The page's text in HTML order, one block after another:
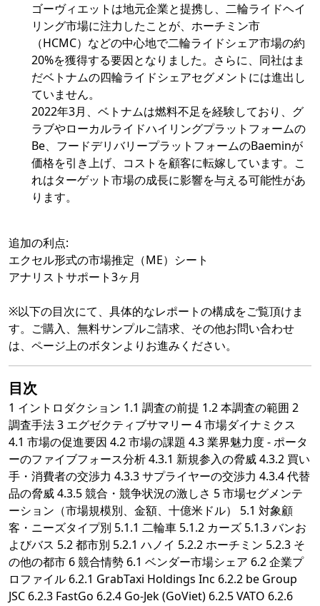
ゴーヴィエットは地元企業と提携し、二輪ライドヘイ
リング市場に注力したことが、ホーチミン市
（HCMC）などの中心地で二輪ライドシェア市場の約
20%を獲得する要因となりました。さらに、同社はま
だベトナムの四輪ライドシェアセグメントには進出し
ていません。
2022年3月、ベトナムは燃料不足を経験しており、グ
ラブやローカルライドハイリングプラットフォームの
Be、フードデリバリープラットフォームのBaeminが
価格を引き上げ、コストを顧客に転嫁しています。こ
れはターゲット市場の成長に影響を与える可能性があ
ります。
追加の利点:
エクセル形式の市場推定（ME）シート
アナリストサポート3ヶ月
※以下の目次にて、具体的なレポートの構成をご覧頂けま
す。ご購入、無料サンプルご請求、その他お問い合わせ
は、ページ上のボタンよりお進みください。
目次
1 イントロダクション 1.1 調査の前提 1.2 本調査の範囲 2
調査手法 3 エグゼクティブサマリー 4 市場ダイナミクス
4.1 市場の促進要因 4.2 市場の課題 4.3 業界魅力度 - ポータ
ーのファイブフォース分析 4.3.1 新規参入の脅威 4.3.2 買い
手・消費者の交渉力 4.3.3 サプライヤーの交渉力 4.3.4 代替
品の脅威 4.3.5 競合・競争状況の激しさ 5 市場セグメンテ
ーション（市場規模別、金額、十億米ドル） 5.1 対象顧
客・ニーズタイプ別 5.1.1 二輪車 5.1.2 カーズ 5.1.3 バンお
よびバス 5.2 都市別 5.2.1 ハノイ 5.2.2 ホーチミン 5.2.3 そ
の他の都市 6 競合情勢 6.1 ベンダー市場シェア 6.2 企業プ
ロファイル 6.2.1 GrabTaxi Holdings Inc 6.2.2 be Group
JSC 6.2.3 FastGo 6.2.4 Go-Jek (GoViet) 6.2.5 VATO 6.2.6